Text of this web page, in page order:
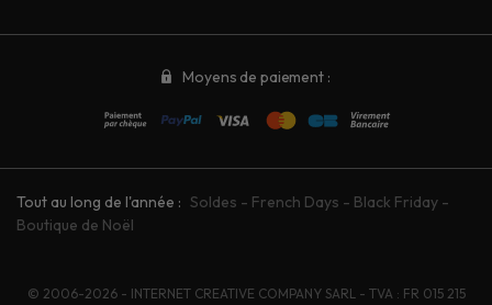
Moyens de paiement :
Tout au long de l'année : Soldes - French Days - Black Friday -
Boutique de Noël
© 2006-2026 - INTERNET CREATIVE COMPANY SARL - TVA : FR 015 215